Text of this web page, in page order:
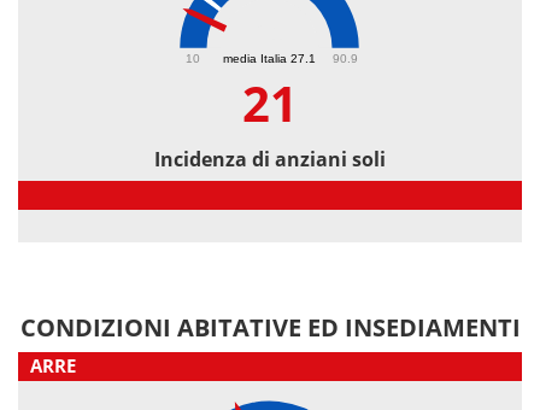
media Italia 27.1
10 90.9
21
Incidenza di anziani soli
CONDIZIONI ABITATIVE ED INSEDIAMENTI
ARRE